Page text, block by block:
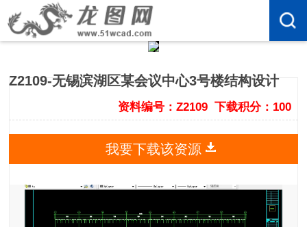
Z2109-无锡滨湖区某会议中心3号楼结构设计
下载积分：100
资料编号：Z2109
我要下载该资源